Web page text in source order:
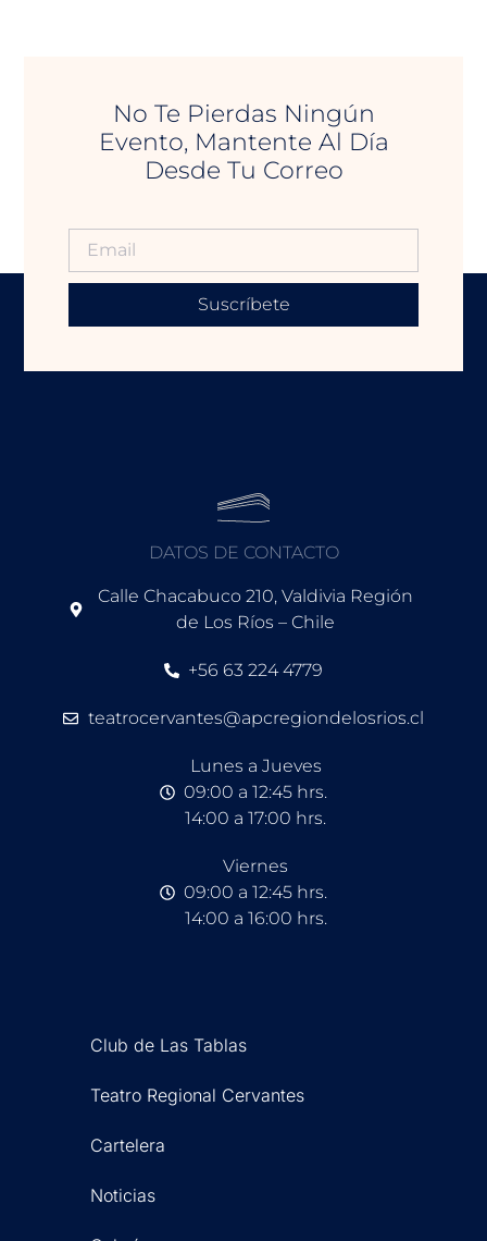
No Te Pierdas Ningún
Evento, Mantente Al Día
Desde Tu Correo
Suscríbete
DATOS DE CONTACTO
Calle Chacabuco 210, Valdivia Región
de Los Ríos – Chile
+56 63 224 4779
teatrocervantes@apcregiondelosrios.cl
Lunes a Jueves
09:00 a 12:45 hrs.
14:00 a 17:00 hrs.
Viernes
09:00 a 12:45 hrs.
14:00 a 16:00 hrs.
Club de Las Tablas
Teatro Regional Cervantes
Cartelera
Noticias